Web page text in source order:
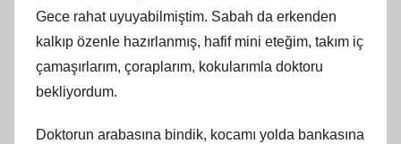
Gece rahat uyuyabilmiştim. Sabah da erkenden
kalkıp özenle hazırlanmış, hafif mini eteğim, takım iç
çamaşırlarım, çoraplarım, kokularımla doktoru
bekliyordum.
Doktorun arabasına bindik, kocamı yolda bankasına